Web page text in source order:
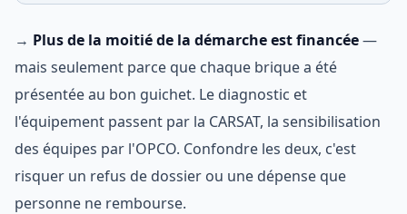
→ Plus de la moitié de la démarche est financée—
mais seulement parce que chaque brique a été
présentée au bon guichet. Le diagnostic et
l'équipement passent par la CARSAT, la sensibilisation
des équipes par l'OPCO. Confondre les deux, c'est
risquer un refus de dossier ou une dépense que
personne ne rembourse.